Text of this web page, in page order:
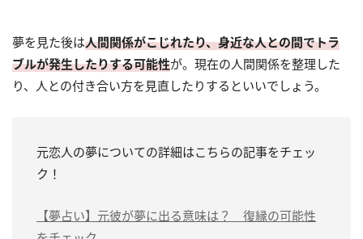
夢を見た後は人間関係がこじれたり、身近な人との間でトラ
ブルが発生したりする可能性が。現在の人間関係を整理した
り、人との付き合い方を見直したりするといいでしょう。
元恋人の夢についての詳細はこちらの記事をチェッ
ク！
【夢占い】元彼が夢に出る意味は？ 復縁の可能性